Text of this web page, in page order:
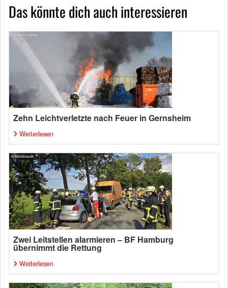
Das könnte dich auch interessieren
Zehn Leichtverletzte nach Feuer in Gernsheim
Weiterlesen
Zwei Leitstellen alarmieren – BF Hamburg
übernimmt die Rettung
Weiterlesen